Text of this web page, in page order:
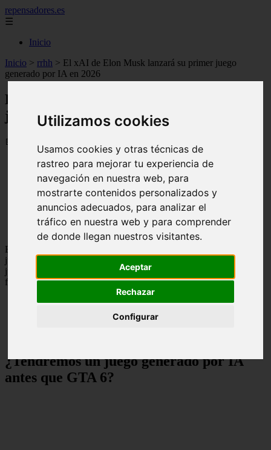
Utilizamos cookies
Usamos cookies y otras técnicas de
rastreo para mejorar tu experiencia de
navegación en nuestra web, para
mostrarte contenidos personalizados y
anuncios adecuados, para analizar el
tráfico en nuestra web y para comprender
de donde llegan nuestros visitantes.
Aceptar
Rechazar
Configurar
repensadores.es
☰
Inicio
Inicio > rrhh > El xAI de Elon Musk lanzará su primer juego
generado por IA en 2026
El xAI de Elon Musk lanzará su primer
juego generado por IA en 2026
📅 07/10/2025
Elon Musk ha estado hablando activamente sobre el desarrollo de
juegos con IA, y hoy lo llevó a X para anunciar que el estudio de
juegos interno de xAI saldrá con su primer título "genial" antes de
finales de 2026.
¿Tendremos un juego generado por IA
antes que GTA 6?